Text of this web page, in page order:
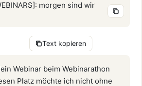
morgen sind wir
Text kopieren
Webinar beim Webinarathon
Platz möchte ich nicht ohne